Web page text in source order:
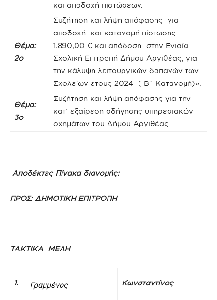
και αποδοχή πιστώσεων.
Θέμα:
2ο
Συζήτηση και λήψη απόφασης για
αποδοχή και κατανομή πίστωσης
1.890,00 € και απόδοση στην Ενιαία
Σχολική Επιτροπή Δήμου Αργιθέας, για
την κάλυψη λειτουργικών δαπανών των
Σχολείων έτους 2024 ( Β΄ Κατανομή)».
Θέμα:
3ο
Συζήτηση και λήψη απόφασης για την
κατ’ εξαίρεση οδήγησης υπηρεσιακών
οχημάτων του Δήμου Αργιθέας
Αποδέκτες Πίνακα διανομής:
ΠΡΟΣ: ΔΗΜΟΤΙΚΗ ΕΠΙΤΡΟΠΗ
ΤΑΚΤΙΚΑ ΜΕΛΗ
1. Γραμμένος Κωνσταντίνος